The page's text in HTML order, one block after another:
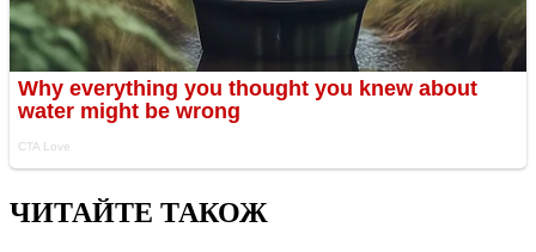
ЧИТАЙТЕ ТАКОЖ